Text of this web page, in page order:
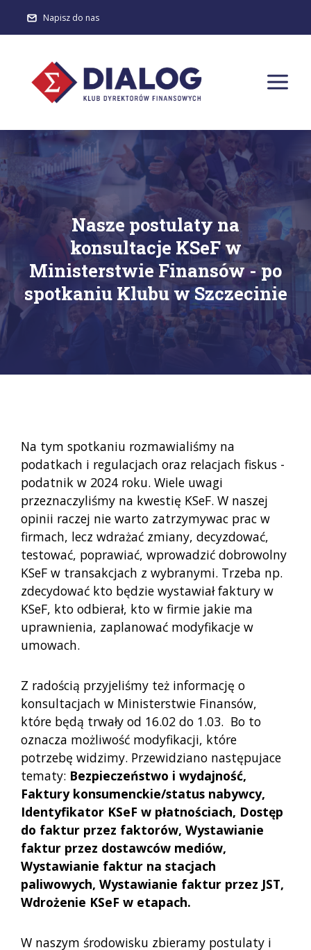
Napisz do nas
Nasze postulaty na
konsultacje KSeF w
Ministerstwie Finansów - po
spotkaniu Klubu w Szczecinie
Na tym spotkaniu rozmawialiśmy na
podatkach i regulacjach oraz relacjach fiskus -
podatnik w 2024 roku. Wiele uwagi
przeznaczyliśmy na kwestię KSeF. W naszej
opinii raczej nie warto zatrzymywac prac w
firmach, lecz wdrażać zmiany, decyzdować,
testować, poprawiać, wprowadzić dobrowolny
KSeF w transakcjach z wybranymi. Trzeba np.
zdecydować kto będzie wystawiał faktury w
KSeF, kto odbierał, kto w firmie jakie ma
uprawnienia, zaplanować modyfikacje w
umowach.
Z radością przyjeliśmy też informację o
konsultacjach w Ministerstwie Finansów,
które będą trwały od 16.02 do 1.03. Bo to
oznacza możliwość modyfikacji, które
potrzebę widzimy. Przewidziano następujace
tematy: Bezpieczeństwo i wydajność,
Faktury konsumenckie/status nabywcy,
Identyfikator KSeF w płatnościach, Dostęp
do faktur przez faktorów, Wystawianie
faktur przez dostawców mediów,
Wystawianie faktur na stacjach
paliwowych, Wystawianie faktur przez JST,
Wdrożenie KSeF w etapach.
W naszym środowisku zbieramy postulaty i